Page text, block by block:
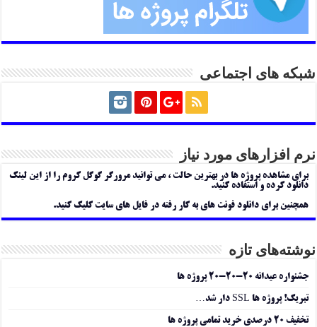
شبکه های اجتماعی
نرم افزارهای مورد نیاز
برای مشاهده پروژه ها در بهترین حالت ، می توانید مرورگر گوگل کروم را از این لینک
دانلود کرده و استفاده کنید.
همچنین برای دانلود فونت های به کار رفته در فایل های سایت کلیک کنید.
نوشته‌های تازه
جشنواره عیدانه ۲۰-۲۰-۲۰ پروژه ها
تبریک! پروژه ها SSL دار شد…
تخفیف ۲۰ درصدی خرید تمامی پروژه ها